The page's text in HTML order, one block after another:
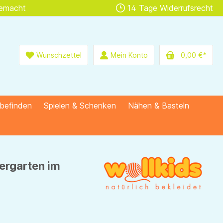
14 Tage Widerrufsrecht
Wunschzettel Mein Konto 0,00 €*
Spielen & Schenken
Nähen & Basteln
im